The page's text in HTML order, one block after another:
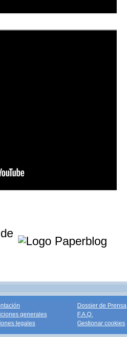
generales
legales
Dossier de Prensa
F.A.Q.
Gestionar cookies